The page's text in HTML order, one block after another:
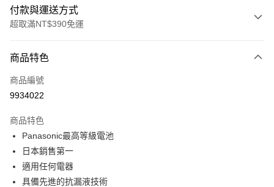
付款與運送方式
超取滿NT$390免運
POYA支付
信用卡一次付款
LINE Pay
Apple Pay
街口支付
商品特色
商品編號
9934022
商品特色
Panasonic最高等級電池
日本銷售第一
適用任何電器
具備先進的抗漏液技術